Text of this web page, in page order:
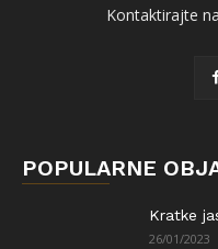
Kontaktirajte
POPULARNE
Kratke
26/01/2023